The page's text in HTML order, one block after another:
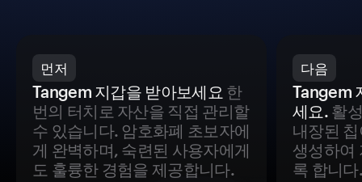
먼저
Tangem 지갑을 받아보세요 한
번의 터치로 자산을 직접 관리할
수 있습니다. 암호화폐 초보자에
게 완벽하며, 숙련된 사용자에게
도 훌륭한 경험을 제공합니다.
다음
Tangem
세요.활
내장된
생성하여
록 합니다.